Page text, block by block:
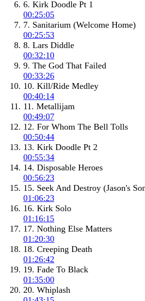
6. Kirk Doodle Pt 1
00:25:05
7. Sanitarium (Welcome Home)
00:25:53
8. Lars Diddle
00:32:10
9. The God That Failed
00:33:26
10. Kill/Ride Medley
00:40:14
11. Metallijam
00:49:07
12. For Whom The Bell Tolls
00:50:44
13. Kirk Doodle Pt 2
00:55:34
14. Disposable Heroes
00:56:23
15. Seek And Destroy (Jason's
01:06:23
16. Kirk Solo
01:16:15
17. Nothing Else Matters
01:20:30
18. Creeping Death
01:26:42
19. Fade To Black
01:35:00
20. Whiplash